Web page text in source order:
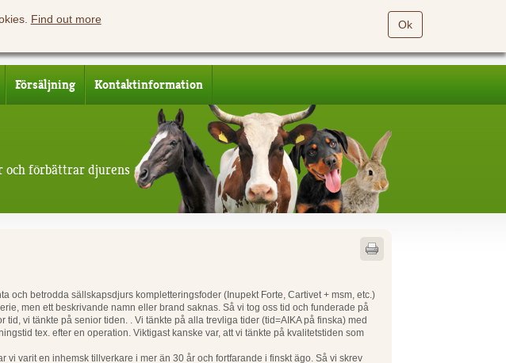
Find out more Ok
Försäljning Kontaktinformation
och förbättrar djurens
och betrodda sällskapsdjurs kompletteringsfoder (Inupekt Forte, Cartivet + msm, etc.)
men ett beskrivande namn eller brand saknas. Så vi tog oss tid och funderade på
tid, vi tänkte på senior tiden. . Vi tänkte på alla trevliga tider (tid=AIKA på finska) med
tex. efter en operation. Viktigast kanske var, att vi tänkte på kvalitetstiden som
vi varit en inhemsk tillverkare i mer än 30 år och fortfarande i finskt ägo. Så vi skrev